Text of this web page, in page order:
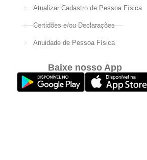
Atualizar Cadastro de Pessoa Física
Certidões e/ou Declarações
Anuidade de Pessoa Física
Baixe nosso App